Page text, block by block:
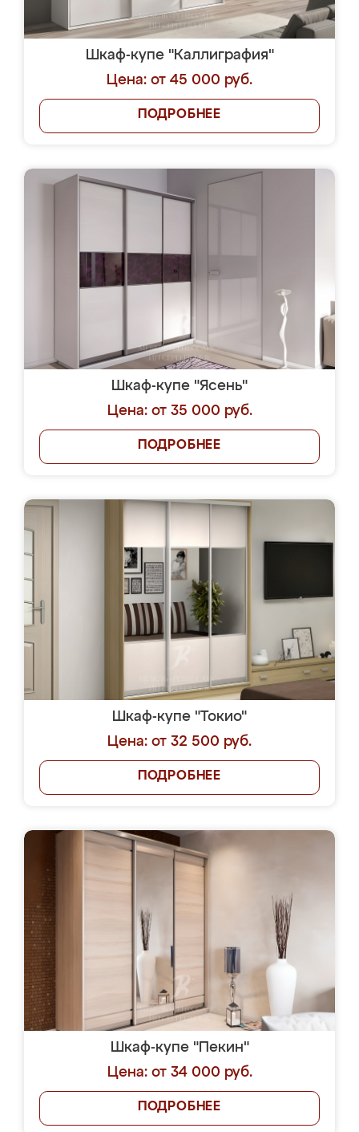
Шкаф-купе "Каллиграфия"
Цена: от 45 000 руб.
ПОДРОБНЕЕ
Шкаф-купе "Ясень"
Цена: от 35 000 руб.
ПОДРОБНЕЕ
Шкаф-купе "Токио"
Цена: от 32 500 руб.
ПОДРОБНЕЕ
Шкаф-купе "Пекин"
Цена: от 34 000 руб.
ПОДРОБНЕЕ